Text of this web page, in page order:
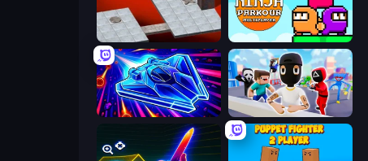
Bloxorz Ninja Parkour Multiplayer
Stellar Swarm